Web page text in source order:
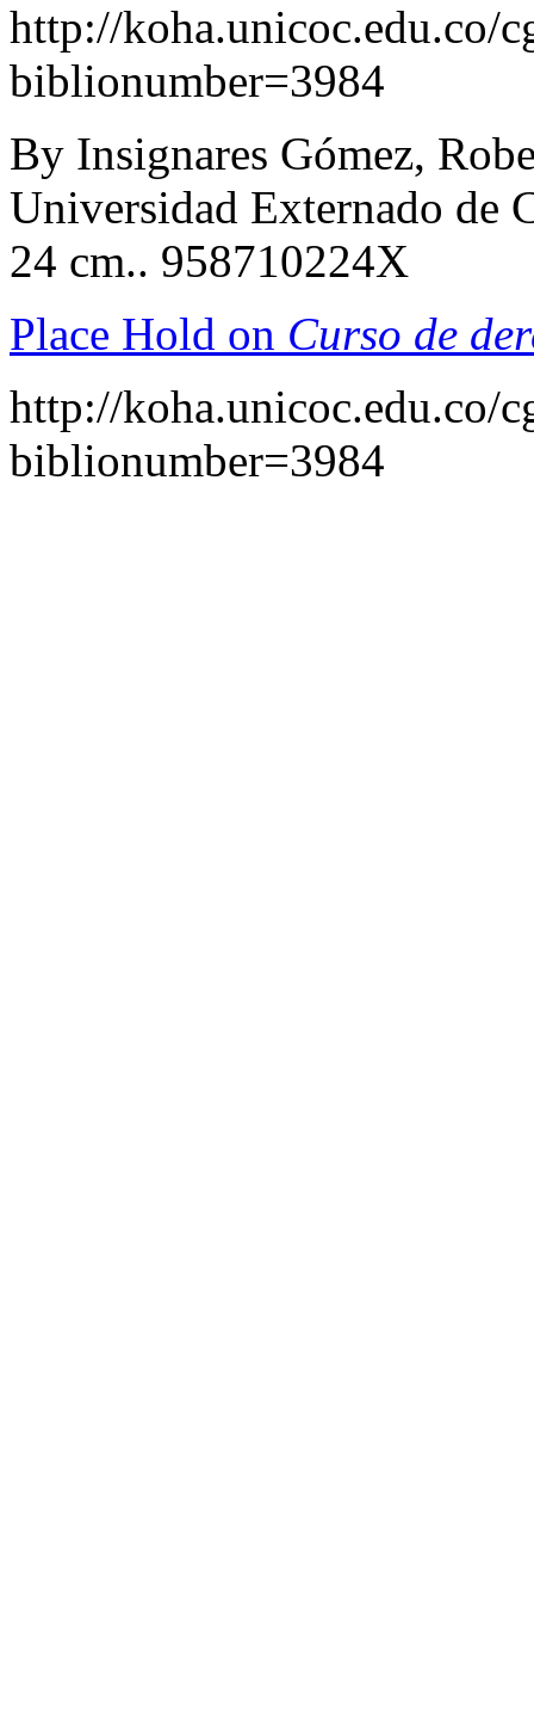
http://koha.unicoc.edu.co/
biblionumber=3984
By Insignares Gómez,
Universidad Externado de
24 cm.. 958710224X
Place Hold on Curso de
http://koha.unicoc.edu.co/
biblionumber=3984